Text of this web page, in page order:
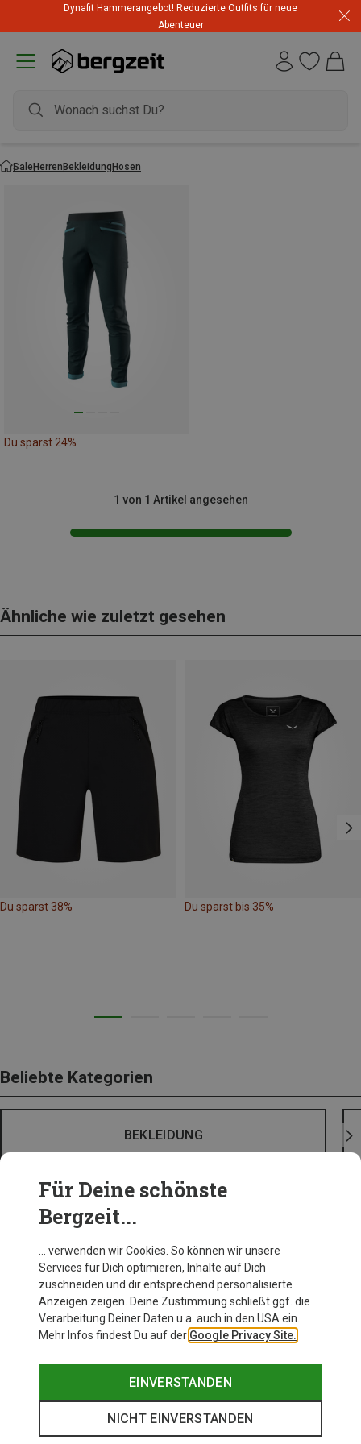
Dynafit Hammerangebot! Reduzierte Outfits für neue
Abenteuer
SaleHerrenBekleidungHosen
Du sparst 24%
1 von 1 Artikel angesehen
Ähnliche wie zuletzt gesehen
Du sparst 38% Du sparst bis 35%
Beliebte Kategorien
BEKLEIDUNG
Für Deine schönste
Bergzeit...
… verwenden wir Cookies. So können wir unsere
Services für Dich optimieren, Inhalte auf Dich
zuschneiden und dir entsprechend personalisierte
Anzeigen zeigen. Deine Zustimmung schließt ggf. die
Verarbeitung Deiner Daten u.a. auch in den USA ein.
Mehr Infos findest Du auf der Google Privacy Site.
EINVERSTANDEN
NICHT EINVERSTANDEN